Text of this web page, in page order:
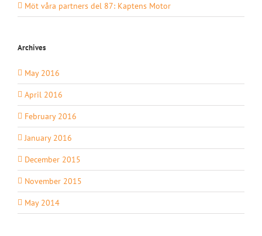
Möt våra partners del 87: Kaptens Motor
Archives
May 2016
April 2016
February 2016
January 2016
December 2015
November 2015
May 2014